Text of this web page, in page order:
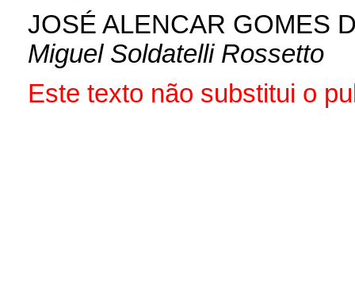
JOSÉ ALENCAR GOMES
Miguel Soldatelli Rossetto
Este texto não substitui o